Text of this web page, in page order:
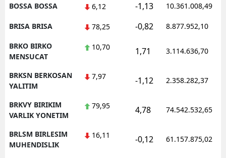
BOSSA BOSSA 6,12 -1,13 10.361.008,49
BRISA BRISA 78,25 -0,82 8.877.952,10
BRKO BIRKO
MENSUCAT
10,70 1,71 3.114.636,70
BRKSN BERKOSAN
YALITIM
7,97 -1,12 2.358.282,37
BRKVY BIRIKIM
VARLIK YONETIM
79,95 4,78 74.542.532,65
BRLSM BIRLESIM
MUHENDISLIK
16,11 -0,12 61.157.875,02